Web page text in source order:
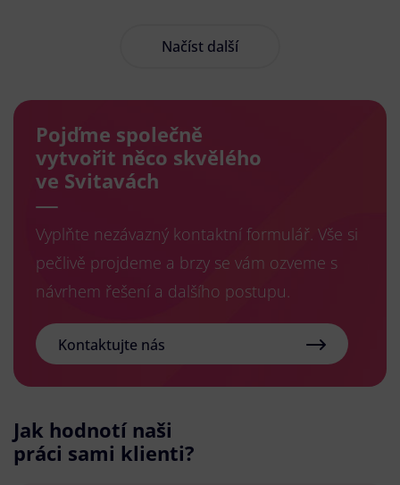
Načíst další
Pojďme společně
vytvořit něco skvělého
ve Svitavách
Vyplňte nezávazný kontaktní formulář. Vše si
pečlivě projdeme a brzy se vám ozveme s
návrhem řešení a dalšího postupu.
Kontaktujte nás
Jak hodnotí naši
práci sami klienti?